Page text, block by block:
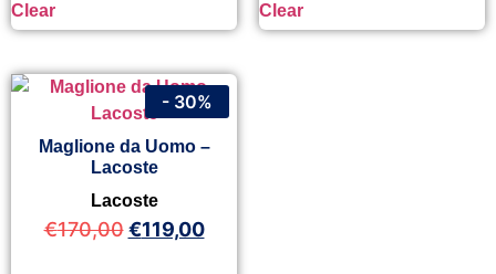
Clear Clear
Maglione da Uomo –
Lacoste
Lacoste
€170,00 €119,00
- 30%